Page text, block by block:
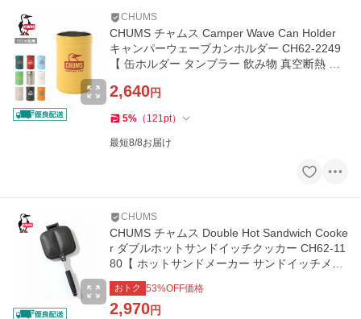
CHUMS
CHUMS チャムス Camper Wave Can Holder
キャンパーウェーブカンホルダー CH62-2249
【 缶ホルダー タンブラー 飲み物 真空断熱 イ
2,640円
5% （ 121pt）
最短8/8お届け
CHUMS
CHUMS チャムス Double Hot Sandwich Cooke
r ダブルホットサンドイッチクッカー CH62-11
80【 ホットサンドメーカー サンドイッチメー
カー 料理 調理 キャンプ 】
おトク 53%OFF価格
2,970円